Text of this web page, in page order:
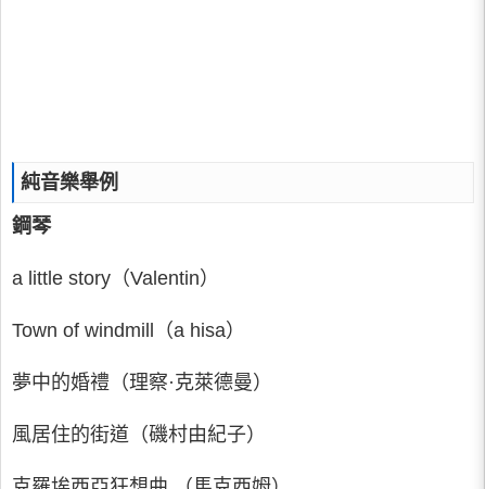
純音樂舉例
鋼琴
a little story（Valentin）
Town of windmill（a hisa）
夢中的婚禮（理察·克萊德曼）
風居住的街道（磯村由紀子）